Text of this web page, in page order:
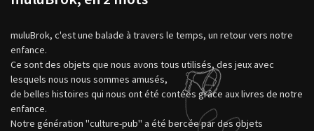
muluBrok, c'est une balade à travers le temps, un retour vers notre
enfance.
Ce sont des objets que nous avons tous utilisés, des jeux avec
lesquels nous nous sommes amusés,
de belles histoires qui nous ont été contées grâce aux livres de notre
enfance.
Notre génération "culture-pub" a été bercée par des objets